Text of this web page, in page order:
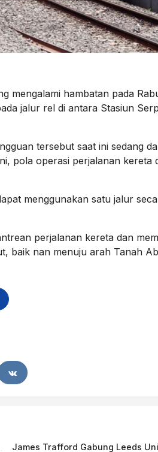
mengalami hambatan pada
jalur rel di antara Stasiun
tersebut saat ini sedang
pola operasi perjalanan kereta
menggunakan satu jalur
perjalanan kereta dan
baik nan menuju arah Tanah
James Trafford Gabung Leeds